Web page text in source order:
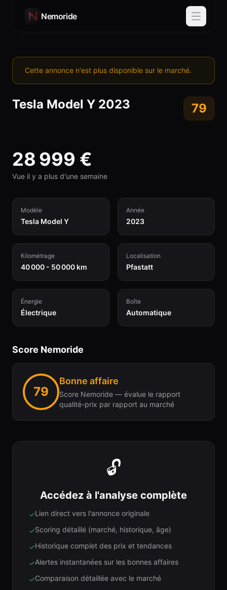
Nemoride
Cette annonce n'est plus disponible sur le marché.
Tesla Model Y 2023 79
28 999 €
Vue il y a plus d'une semaine
Modèle
Tesla Model Y
Année
2023
Kilométrage
40 000 - 50 000 km
Localisation
Pfastatt
Énergie
Électrique
Boîte
Automatique
Score Nemoride
79
Bonne affaire
Score Nemoride — évalue le rapport
qualité-prix par rapport au marché
🔓
Accédez à l'analyse complète
✓Lien direct vers l'annonce originale
✓Scoring détaillé (marché, historique, âge)
✓Historique complet des prix et tendances
✓Alertes instantanées sur les bonnes affaires
✓Comparaison détaillée avec le marché